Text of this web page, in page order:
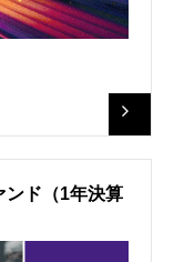
ンド（1年決算